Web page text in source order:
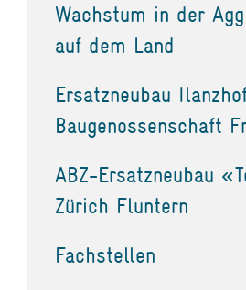
Wachstum in der
auf dem Land
Ersatzneubau
Baugenossenschaft
ABZ-Ersatzneubau
Zürich Fluntern
Fachstellen